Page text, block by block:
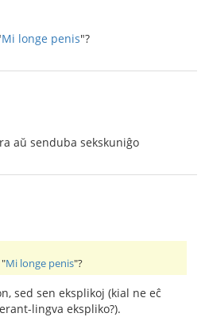
Mi longe penis"?
aŭ senduba sekskuniĝo
Mi longe penis"?
sed sen eksplikoj (kial ne eĉ
lingva ekspliko?).